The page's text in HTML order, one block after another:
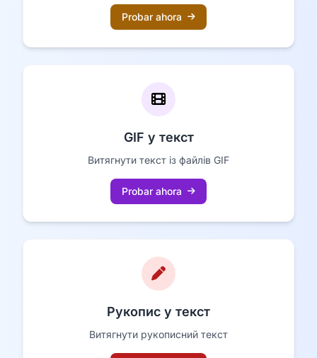
Probar ahora
GIF у текст
Витягнути текст із файлів GIF
Probar ahora
Рукопис у текст
Витягнути рукописний текст